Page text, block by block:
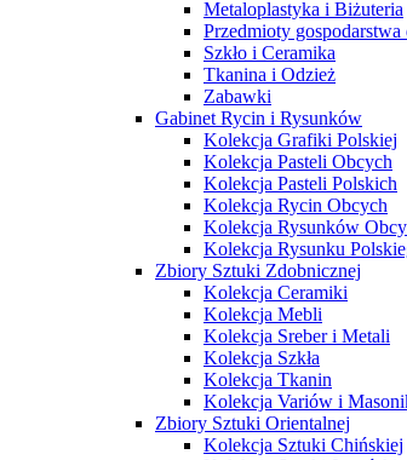
Metaloplastyka i Biżuteria
Przedmioty
Szkło i Ceramika
Tkanina i Odzież
Zabawki
Gabinet Rycin i Rysunków
Kolekcja Grafiki Polskiej
Kolekcja Pasteli Obcych
Kolekcja Pasteli Polskich
Kolekcja Rycin Obcych
Kolekcja Rysunków
Kolekcja Rysunku
Zbiory Sztuki Zdobnicznej
Kolekcja Ceramiki
Kolekcja Mebli
Kolekcja Sreber i Metali
Kolekcja Szkła
Kolekcja Tkanin
Kolekcja Variów i
Zbiory Sztuki Orientalnej
Kolekcja Sztuki Chińskiej